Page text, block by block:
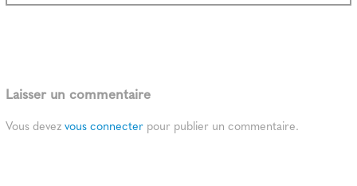
Laisser un commentaire
Vous devezvous connecter pour publier un commentaire.